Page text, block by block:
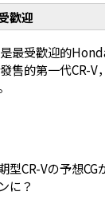
歡迎
最受歡迎的
售的第一代CR-V
型CR-Vの予想
に？